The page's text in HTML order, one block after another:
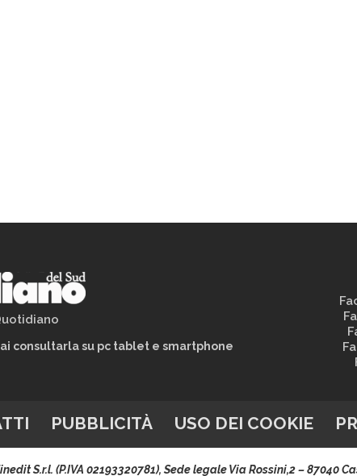
consultarla su pc tablet e smartphone
PUBBLICITÀ USO DEI COOKIE
S.r.l. (P.IVA 02193320781), Sede legale Via Rossini,2 – 87040